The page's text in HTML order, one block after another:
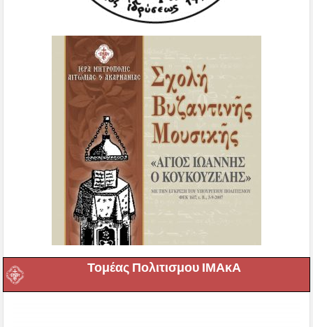
Τομέας Πολιτισμου ΙΜΑκΑ